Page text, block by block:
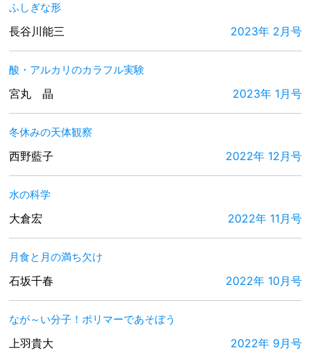
ふしぎな形
長谷川能三 2023年 2月号
酸・アルカリのカラフル実験
宮丸 晶 2023年 1月号
冬休みの天体観察
西野藍子 2022年 12月号
水の科学
大倉宏 2022年 11月号
月食と月の満ち欠け
石坂千春 2022年 10月号
なが～い分子！ポリマーであそぼう
上羽貴大 2022年 9月号